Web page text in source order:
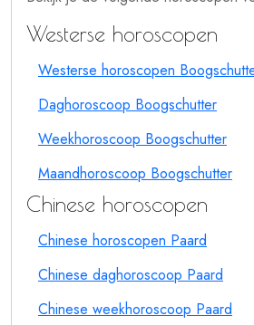
Westerse horoscopen
Westerse horoscopen
Daghoroscoop Boogschutter
Weekhoroscoop Boogschutter
Maandhoroscoop Boogschutter
Chinese horoscopen
Chinese horoscopen Paard
Chinese daghoroscoop Paard
Chinese weekhoroscoop Paard